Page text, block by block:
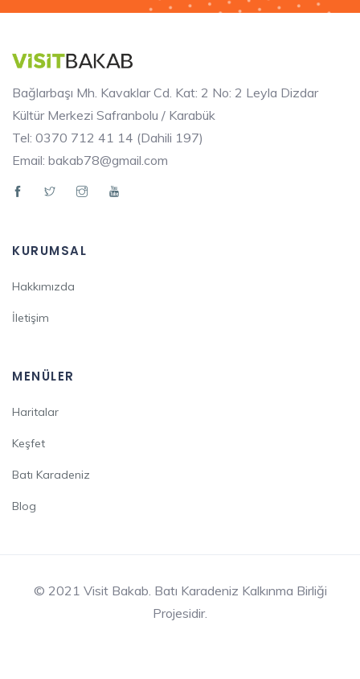
Bağlarbaşı Mh. Kavaklar Cd. Kat: 2 No: 2 Leyla Dizdar
Kültür Merkezi Safranbolu / Karabük
Tel: 0370 712 41 14 (Dahili 197)
Email: bakab78@gmail.com
KURUMSAL
Hakkımızda
İletişim
MENÜLER
Haritalar
Keşfet
Batı Karadeniz
Blog
© 2021 Visit Bakab. Batı Karadeniz Kalkınma Birliği
Projesidir.